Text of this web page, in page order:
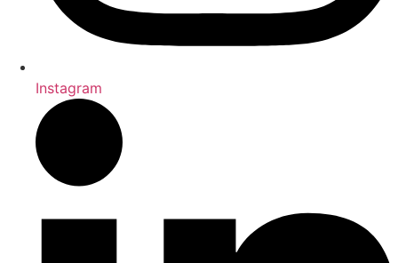
Instagram